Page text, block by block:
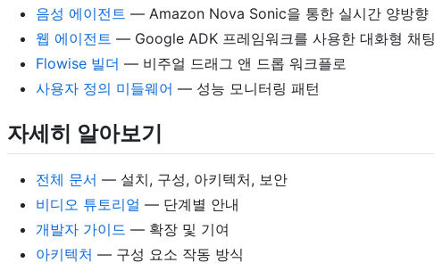
음성 에이전트 — Amazon Nova Sonic을 통한 실시간 양방향
웹 에이전트 — Google ADK 프레임워크를 사용한 대화형 채
Flowise 빌더 — 비주얼 드래그 앤 드롭 워크플로
사용자 정의 미들웨어 — 성능 모니터링 패턴
자세히 알아보기
전체 문서 — 설치, 구성, 아키텍처, 보안
비디오 튜토리얼 — 단계별 안내
개발자 가이드 — 확장 및 기여
아키텍처 — 구성 요소 작동 방식